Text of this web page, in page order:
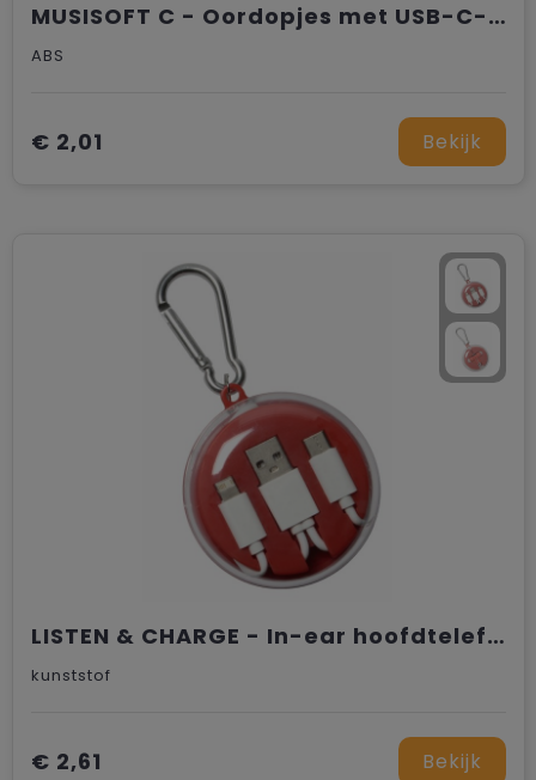
MUSISOFT C - Oordopjes met USB-C-aansl.
ABS
€ 2,01 Bekijk
LISTEN & CHARGE - In-ear hoofdtelefoon met universele laadkabel
kunststof
€ 2,61 Bekijk